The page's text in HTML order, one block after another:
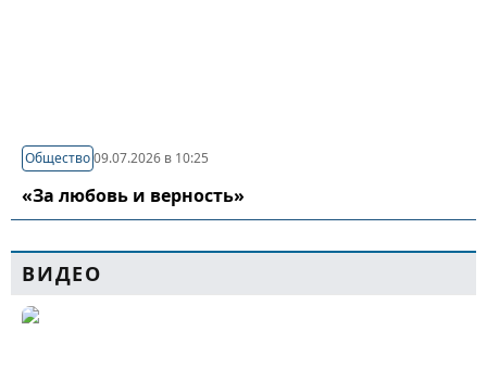
Общество09.07.2026 в 10:25
«За любовь и верность»
ВИДЕО